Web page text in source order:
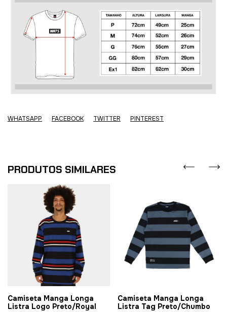
WHATSAPP FACEBOOK TWITTER PINTEREST
PRODUTOS SIMILARES
Camiseta Manga Longa
Listra Logo Preto/Royal
Camiseta Manga Longa
Listra Tag Preto/Chumbo